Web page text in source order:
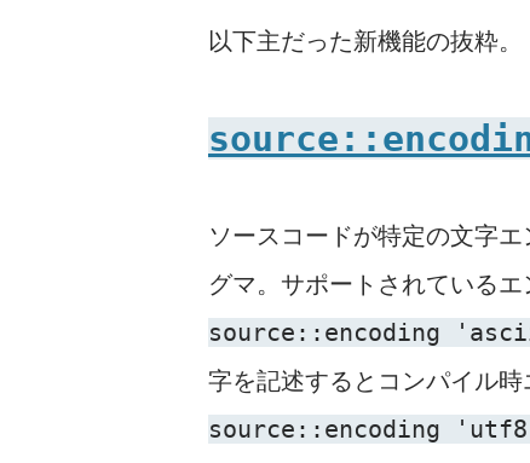
以下主だった新機能の抜粋。
ソースコードが特定の文字
グマ。サポートされている
source::encoding
字を記述するとコンパイル時
source::encoding